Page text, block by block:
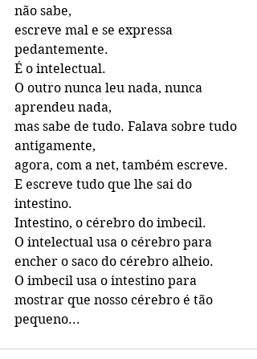
não sabe,
escreve mal e se expressa
pedantemente.
É o intelectual.
O outro nunca leu nada, nunca
aprendeu nada,
mas sabe de tudo. Falava sobre tudo
antigamente,
agora, com a net, também escreve.
E escreve tudo que lhe sai do
intestino.
Intestino, o cérebro do imbecil.
O intelectual usa o cérebro para
encher o saco do cérebro alheio.
O imbecil usa o intestino para
mostrar que nosso cérebro é tão
pequeno...